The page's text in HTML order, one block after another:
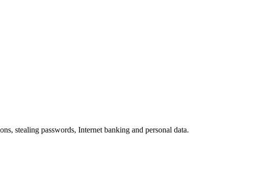
stealing passwords, Internet banking and personal data.